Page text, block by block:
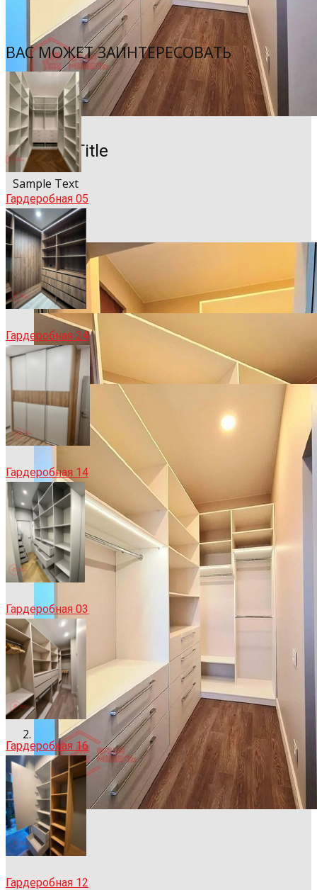
Sample Title
Sample Text
ВАС МОЖЕТ ЗАИНТЕРЕСОВАТЬ
Гардеробная 05
Гардеробная 24
Гардеробная 14
Гардеробная 03
Гардеробная 16
Гардеробная 12